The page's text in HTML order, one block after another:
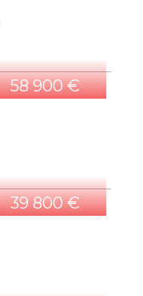
58 900 €
39 800 €